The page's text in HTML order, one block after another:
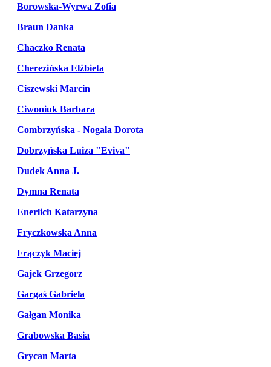
Borowska-Wyrwa Zofia
Braun Danka
Chaczko Renata
Cherezińska Elżbieta
Ciszewski Marcin
Ciwoniuk Barbara
Combrzyńska - Nogala Dorota
Dobrzyńska Luiza "Eviva"
Dudek Anna J.
Dymna Renata
Enerlich Katarzyna
Fryczkowska Anna
Frączyk Maciej
Gajek Grzegorz
Gargaś Gabriela
Gałgan Monika
Grabowska Basia
Grycan Marta